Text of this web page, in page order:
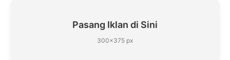
Pasang Iklan di Sini
300×375 px